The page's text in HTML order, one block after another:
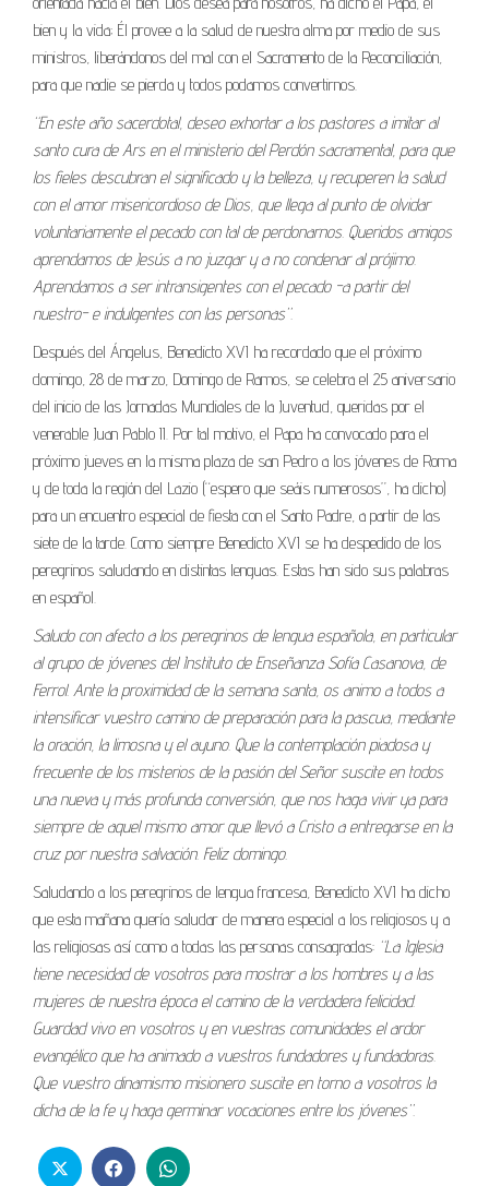
bien y la vida; Él provee a la salud de nuestra alma por medio de sus
ministros, liberándonos del mal con el Sacramento de la Reconciliación,
para que nadie se pierda y todos podamos convertirnos.
“En este año sacerdotal, deseo exhortar a los pastores a imitar al
santo cura de Ars en el ministerio del Perdón sacramental, para que
los fieles descubran el significado y la belleza, y recuperen la salud
con el amor misericordioso de Dios, que llega al punto de olvidar
voluntariamente el pecado con tal de perdonarnos. Queridos amigos
aprendamos de Jesús a no juzgar y a no condenar al prójimo.
Aprendamos a ser intransigentes con el pecado -a partir del
nuestro- e indulgentes con las personas”.
Después del Ángelus, Benedicto XVI ha recordado que el próximo
domingo, 28 de marzo, Domingo de Ramos, se celebra el 25 aniversario
del inicio de las Jornadas Mundiales de la Juventud, queridas por el
venerable Juan Pablo II. Por tal motivo, el Papa ha convocado para el
próximo jueves en la misma plaza de san Pedro a los jóvenes de Roma
y de toda la región del Lazio (“espero que seáis numerosos”, ha dicho)
para un encuentro especial de fiesta con el Santo Padre, a partir de las
siete de la tarde. Como siempre Benedicto XVI se ha despedido de los
peregrinos saludando en distintas lenguas. Estas han sido sus palabras
en español.
Saludo con afecto a los peregrinos de lengua española, en particular
al grupo de jóvenes del Instituto de Enseñanza Sofía Casanova, de
Ferrol. Ante la proximidad de la semana santa, os animo a todos a
intensificar vuestro camino de preparación para la pascua, mediante
la oración, la limosna y el ayuno. Que la contemplación piadosa y
frecuente de los misterios de la pasión del Señor suscite en todos
una nueva y más profunda conversión, que nos haga vivir ya para
siempre de aquel mismo amor que llevó a Cristo a entregarse en la
cruz por nuestra salvación. Feliz domingo.
Saludando a los peregrinos de lengua francesa, Benedicto XVI ha dicho
que esta mañana quería saludar de manera especial a los religiosos y a
las religiosas así como a todas las personas consagradas: “La Iglesia
tiene necesidad de vosotros para mostrar a los hombres y a las
mujeres de nuestra época el camino de la verdadera felicidad.
Guardad vivo en vosotros y en vuestras comunidades el ardor
evangélico que ha animado a vuestros fundadores y fundadoras.
Que vuestro dinamismo misionero suscite en torno a vosotros la
dicha de la fe y haga germinar vocaciones entre los jóvenes”.